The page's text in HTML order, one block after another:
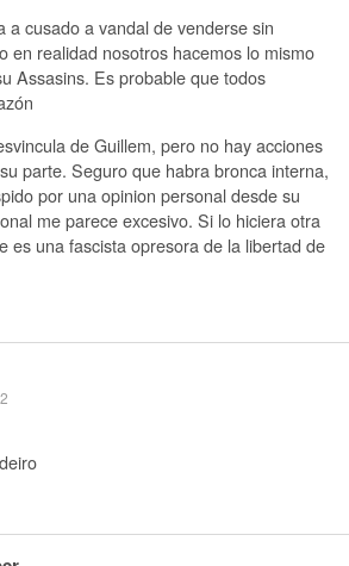
a cusado a vandal de venderse sin
en realidad nosotros hacemos lo mismo
Assasins. Es probable que todos
de Guillem, pero no hay acciones
parte. Seguro que habra bronca interna,
por una opinion personal desde su
me parece excesivo. Si lo hiciera otra
es una fascista opresora de la libertad de